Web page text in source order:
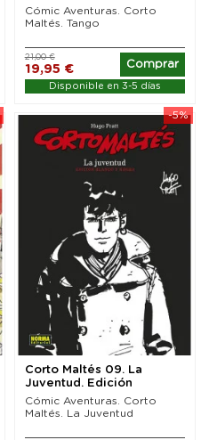
Cómic Aventuras. Corto
Maltés. Tango
19,95 €
21,00 €
Comprar
Disponible en 3-5 días
-5%
Corto Maltés 09. La
Juventud. Edición
especial Blanco y Negro
Cómic Aventuras. Corto
Maltés. La Juventud